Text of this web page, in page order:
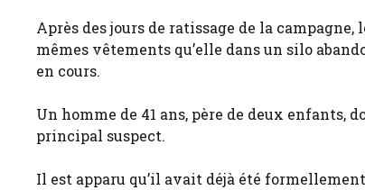
Après des jours de ratissage de la
mêmes vêtements qu’elle dans un silo
en cours.
Un homme de 41 ans, père de deux enfants,
principal suspect.
Il est apparu qu’il avait déjà été